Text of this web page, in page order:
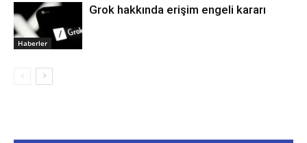
Haberler
Grok hakkında erişim engeli kararı